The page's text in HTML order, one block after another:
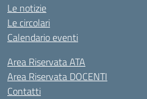
Le notizie
Le circolari
Calendario eventi
Area Riservata ATA
Area Riservata DOCENTI
Contatti